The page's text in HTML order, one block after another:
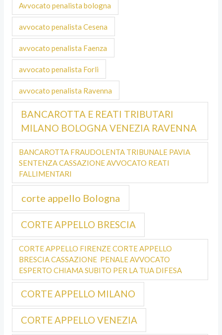
Avvocato penalista bologna
avvocato penalista Cesena
avvocato penalista Faenza
avvocato penalista Forli
avvocato penalista Ravenna
BANCAROTTA E REATI TRIBUTARI
MILANO BOLOGNA VENEZIA RAVENNA
BANCAROTTA FRAUDOLENTA TRIBUNALE PAVIA
SENTENZA CASSAZIONE AVVOCATO REATI
FALLIMENTARI
corte appello Bologna
CORTE APPELLO BRESCIA
CORTE APPELLO FIRENZE CORTE APPELLO
BRESCIA CASSAZIONE PENALE AVVOCATO
ESPERTO CHIAMA SUBITO PER LA TUA DIFESA
CORTE APPELLO MILANO
CORTE APPELLO VENEZIA